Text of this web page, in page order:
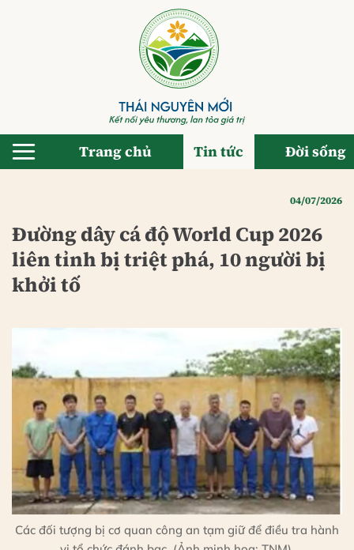
Trang chủ Tin tức Đời sống
04/07/2026
Đường dây cá độ World Cup 2026
liên tỉnh bị triệt phá, 10 người bị
khởi tố
Các đối tượng bị cơ quan công an tạm giữ để điều tra hành